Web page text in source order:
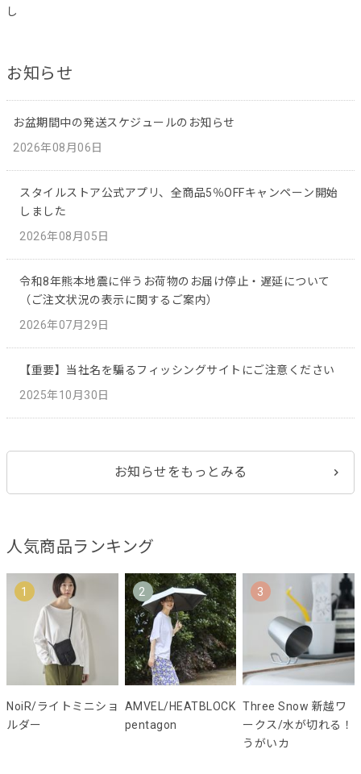
し
お知らせ
お盆期間中の発送スケジュールのお知らせ
2026年08月06日
スタイルストア公式アプリ、全商品5％OFFキャンペーン開始
しました
2026年08月05日
令和8年熊本地震に伴うお荷物のお届け停止・遅延について
（ご注文状況の表示に関するご案内）
2026年07月29日
【重要】当社名を騙るフィッシングサイトにご注意ください
2025年10月30日
お知らせをもっとみる
人気商品ランキング
1
NoiR/ライトミニショ
ルダー
2
AMVEL/HEATBLOCK
pentagon
3
Three Snow 新越ワ
ークス/水が切れる！
うがいカ